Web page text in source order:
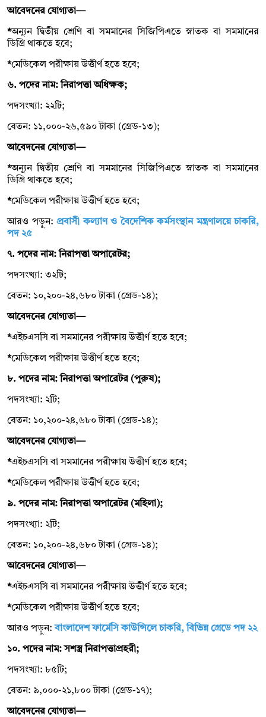
আবেদনের যোগ্যতা—
*অন্যূন দ্বিতীয় শ্রেণি বা সমমানের সিজিপিএতে স্নাতক বা সমমানের
ডিগ্রি থাকতে হবে;
*মেডিকেল পরীক্ষায় উত্তীর্ণ হতে হবে;
৬. পদের নাম: নিরাপত্তা অধিক্ষক;
পদসংখ্যা: ২২টি;
বেতন: ১১,০০০-২৬,৫৯০ টাকা (গ্রেড-১৩);
আবেদনের যোগ্যতা—
*অন্যূন দ্বিতীয় শ্রেণি বা সমমানের সিজিপিএতে স্নাতক বা সমমানের
ডিগ্রি থাকতে হবে;
*মেডিকেল পরীক্ষায় উত্তীর্ণ হতে হবে;
আরও পড়ুন: প্রবাসী কল্যাণ ও বৈদেশিক কর্মসংস্থান মন্ত্রণালয়ে চাকরি,
পদ ২৫
৭. পদের নাম: নিরাপত্তা অপারেটর;
পদসংখ্যা: ৩২টি;
বেতন: ১০,২০০-২৪,৬৮০ টাকা (গ্রেড-১৪);
আবেদনের যোগ্যতা—
*এইচএসসি বা সমমানের পরীক্ষায় উত্তীর্ণ হতে হবে;
*মেডিকেল পরীক্ষায় উত্তীর্ণ হতে হবে;
৮. পদের নাম: নিরাপত্তা অপারেটর (পুরুষ);
পদসংখ্যা: ২টি;
বেতন: ১০,২০০-২৪,৬৮০ টাকা (গ্রেড-১৪);
আবেদনের যোগ্যতা—
*এইচএসসি বা সমমানের পরীক্ষায় উত্তীর্ণ হতে হবে;
*মেডিকেল পরীক্ষায় উত্তীর্ণ হতে হবে;
৯. পদের নাম: নিরাপত্তা অপারেটর (মহিলা);
পদসংখ্যা: ২টি;
বেতন: ১০,২০০-২৪,৬৮০ টাকা (গ্রেড-১৪);
আবেদনের যোগ্যতা—
*এইচএসসি বা সমমানের পরীক্ষায় উত্তীর্ণ হতে হবে;
*মেডিকেল পরীক্ষায় উত্তীর্ণ হতে হবে;
আরও পড়ুন:বাংলাদেশ ফার্মেসি কাউন্সিলে চাকরি, বিভিন্ন গ্রেডে পদ ২২
১০. পদের নাম: সশস্ত্র নিরাপত্তাপ্রহরী;
পদসংখ্যা: ৮৫টি;
বেতন: ৯,০০০-২১,৮০০ টাকা (গ্রেড-১৭);
আবেদনের যোগ্যতা—